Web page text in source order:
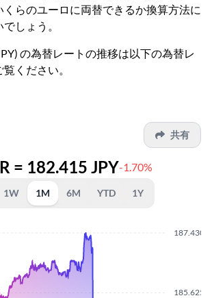
くらのユーロに両替できるか換算方法に
しょう。
の為替レートの推移は以下の為替レ
ください。
共有
= 182.415 JPY-1.70%
1W 1M 6M YTD 1Y
185.6250
187.4300